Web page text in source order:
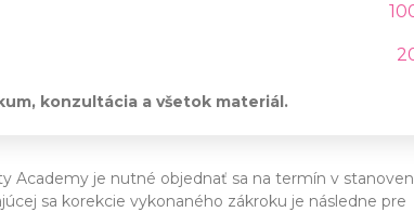
konzultácia a všetok materiál.
Academy je nutné objednať sa na termín v
sa korekcie vykonaného zákroku je následne pre